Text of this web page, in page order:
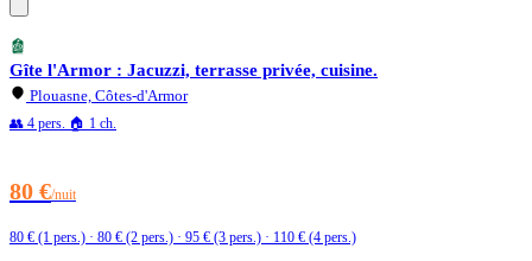
Gîte l'Armor : Jacuzzi, terrasse privée, cuisine.
Plouasne, Côtes-d'Armor
👥 4 pers. 🏠 1 ch.
80 €/nuit
80 € (1 pers.) · 80 € (2 pers.) · 95 € (3 pers.) · 110 € (4 pers.)